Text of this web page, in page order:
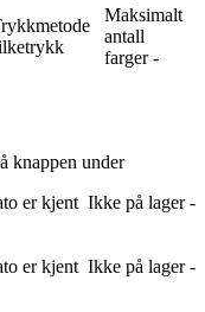
Maksimalt
antall
farger -
knappen under
er kjent Ikke på lager -
er kjent Ikke på lager -